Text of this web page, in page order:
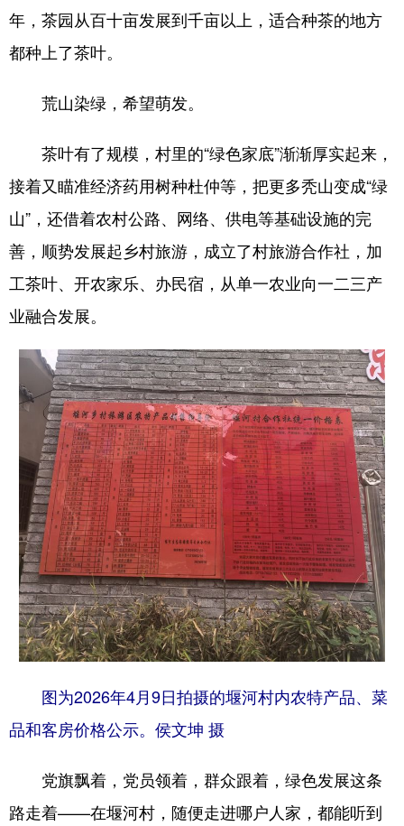
年，茶园从百十亩发展到千亩以上，适合种茶的地方
都种上了茶叶。
荒山染绿，希望萌发。
茶叶有了规模，村里的“绿色家底”渐渐厚实起来，
接着又瞄准经济药用树种杜仲等，把更多秃山变成“绿
山”，还借着农村公路、网络、供电等基础设施的完
善，顺势发展起乡村旅游，成立了村旅游合作社，加
工茶叶、开农家乐、办民宿，从单一农业向一二三产
业融合发展。
图为2026年4月9日拍摄的堰河村内农特产品、菜
品和客房价格公示。侯文坤 摄
党旗飘着，党员领着，群众跟着，绿色发展这条
路走着——在堰河村，随便走进哪户人家，都能听到